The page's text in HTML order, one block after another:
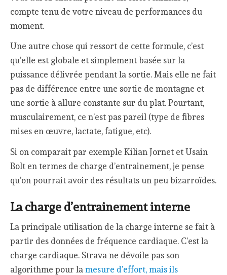
compte tenu de votre niveau de performances du
moment.
Une autre chose qui ressort de cette formule, c’est
qu’elle est globale et simplement basée sur la
puissance délivrée pendant la sortie. Mais elle ne fait
pas de différence entre une sortie de montagne et
une sortie à allure constante sur du plat. Pourtant,
musculairement, ce n’est pas pareil (type de fibres
mises en œuvre, lactate, fatigue, etc).
Si on comparait par exemple Kilian Jornet et Usain
Bolt en termes de charge d’entrainement, je pense
qu’on pourrait avoir des résultats un peu bizarroïdes.
La charge d’entrainement interne
La principale utilisation de la charge interne se fait à
partir des données de fréquence cardiaque. C’est la
charge cardiaque. Strava ne dévoile pas son
algorithme pour lamesure d’effort, mais ils